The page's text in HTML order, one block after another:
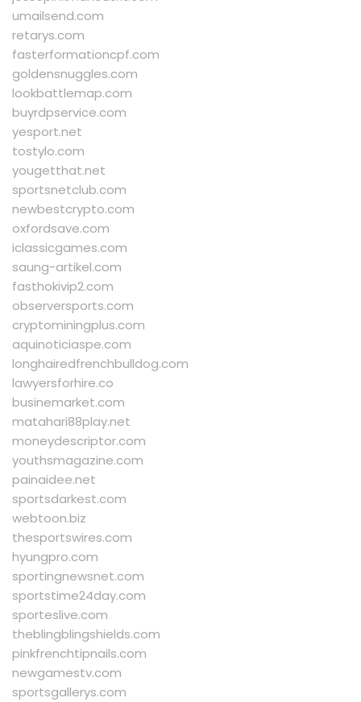
umailsend.com
retarys.com
fasterformationcpf.com
goldensnuggles.com
lookbattlemap.com
buyrdpservice.com
yesport.net
tostylo.com
yougetthat.net
sportsnetclub.com
newbestcrypto.com
oxfordsave.com
iclassicgames.com
saung-artikel.com
fasthokivip2.com
observersports.com
cryptominingplus.com
aquinoticiaspe.com
longhairedfrenchbulldog.com
lawyersforhire.co
businemarket.com
matahari88play.net
moneydescriptor.com
youthsmagazine.com
painaidee.net
sportsdarkest.com
webtoon.biz
thesportswires.com
hyungpro.com
sportingnewsnet.com
sportstime24day.com
sporteslive.com
theblingblingshields.com
pinkfrenchtipnails.com
newgamestv.com
sportsgallerys.com